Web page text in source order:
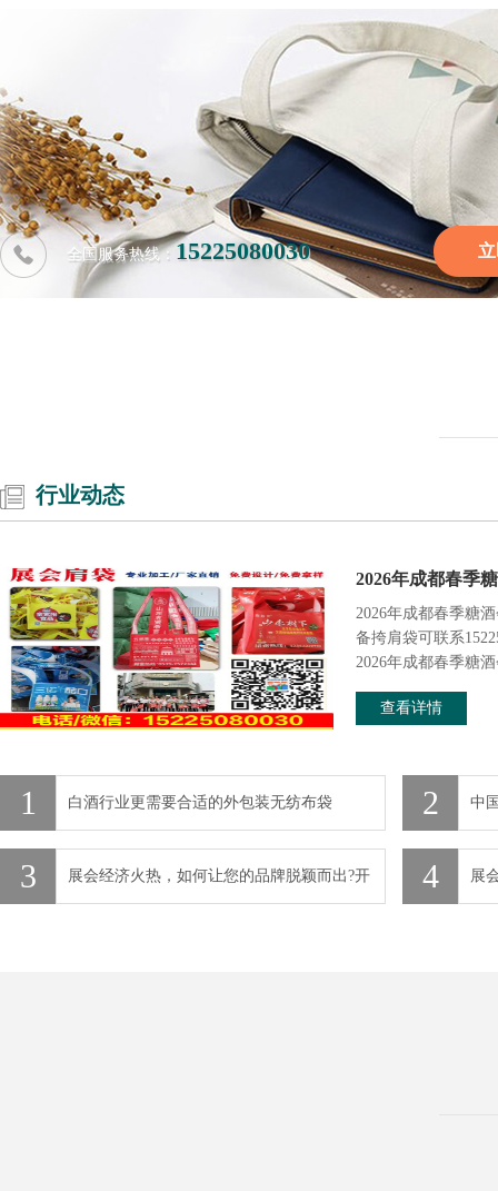
全国服务热线： 15225080030
行业动态
2026年成都春季
2026年成都春季糖
备挎肩袋可联系
2026年成都春季糖
查看详情
1 白酒行业更需要合适的外包装无纺布袋 2 中
3 展会经济火热，如何让您的品牌脱颖而出?开 4 展